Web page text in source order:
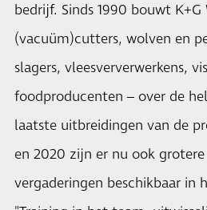
bedrijf. Sinds 1990 bouwt
(vacuüm)cutters, wolven en
slagers, vleesververwerkens,
foodproducenten – over de
laatste uitbreidingen van de
en 2020 zijn er nu ook
vergaderingen beschikbaar in